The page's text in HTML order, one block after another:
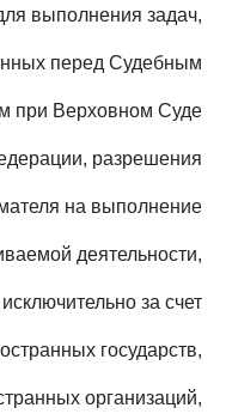
выполнения задач,
перед Судебным
при Верховном Суде
разрешения
на выполнение
деятельности,
за счет
государств,
организаций,